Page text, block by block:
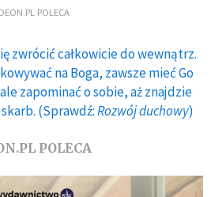
DEON.PL POLECA
zwrócić całkowicie do wewnątrz.
na Boga, zawsze mieć Go
zapominać o sobie, aż znajdzie
(Sprawdź:Rozwój duchowy)
POLECA